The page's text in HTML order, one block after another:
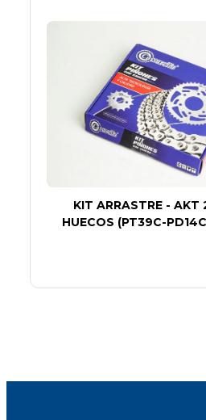
KIT ARRASTRE - AKT
HUECOS (PT39C-